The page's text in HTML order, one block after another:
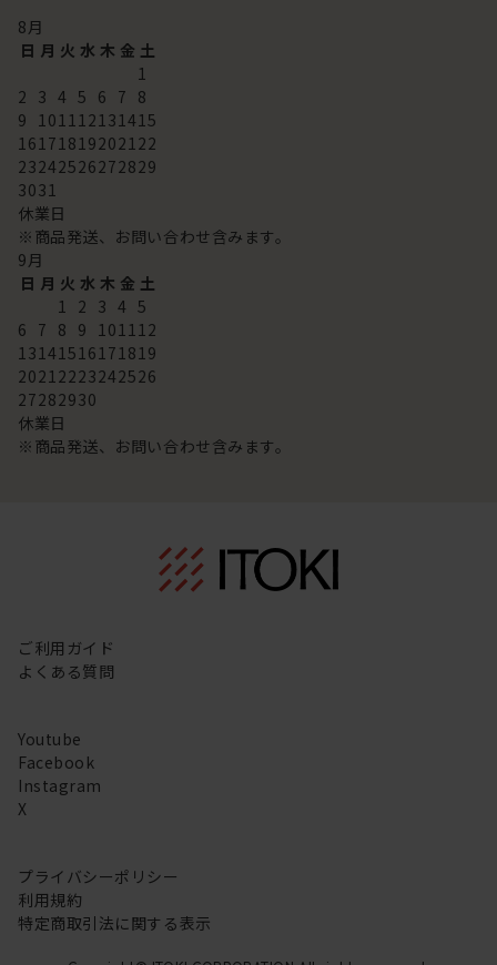
8月
日 月 火 水 木 金 土
1
2 3 4 5 6 7 8
9 101112131415
16171819202122
23242526272829
3031
休業日
※商品発送、お問い合わせ含みます。
9月
日 月 火 水 木 金 土
1 2 3 4 5
6 7 8 9 101112
13141516171819
20212223242526
27282930
休業日
※商品発送、お問い合わせ含みます。
ご利用ガイド
よくある質問
Youtube
Facebook
Instagram
X
プライバシーポリシー
利用規約
特定商取引法に関する表示